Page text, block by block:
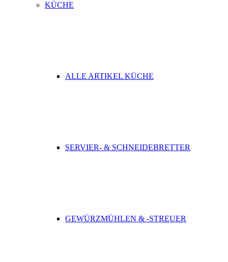
KÜCHE
ALLE ARTIKEL KÜCHE
SERVIER- & SCHNEIDEBRETTER
GEWÜRZMÜHLEN & -STREUER